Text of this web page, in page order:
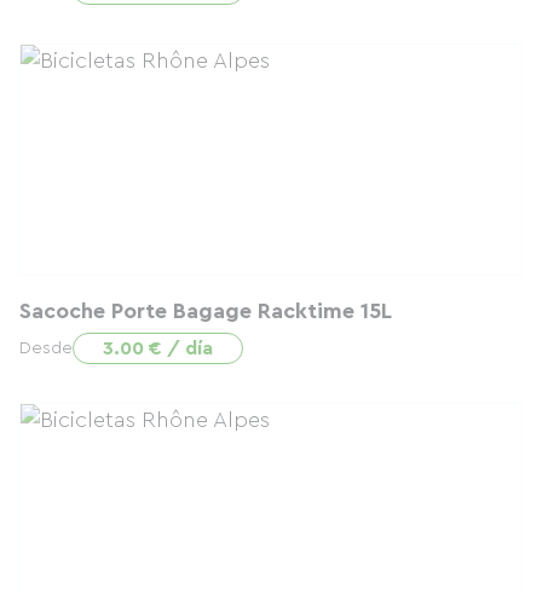
Sacoche Porte Bagage Racktime 15L
Desde 3.00 € / día